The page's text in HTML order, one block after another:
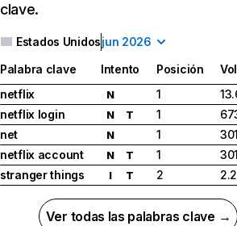
clave.
Estados Unidosjun 2026
Palabra clave Intento Posición
netflix
N 1
netflix login
N T 1
net
N 1
netflix account
N T 1
stranger things
I T 2
Ver todas las palabras clave →